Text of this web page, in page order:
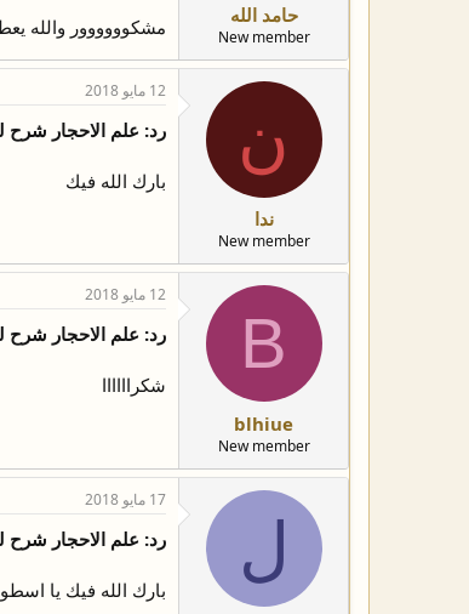
حامد الله
New member مشكوووووور والله
ن
ندا
New member
12 مايو 2018
رد: علم الاحجار
بارك الله فيك
B
blhiue
New member
12 مايو 2018
رد: علم الاحجار
شكراااااا
ل
17 مايو 2018
رد: علم الاحجار
بارك الله فيك يا